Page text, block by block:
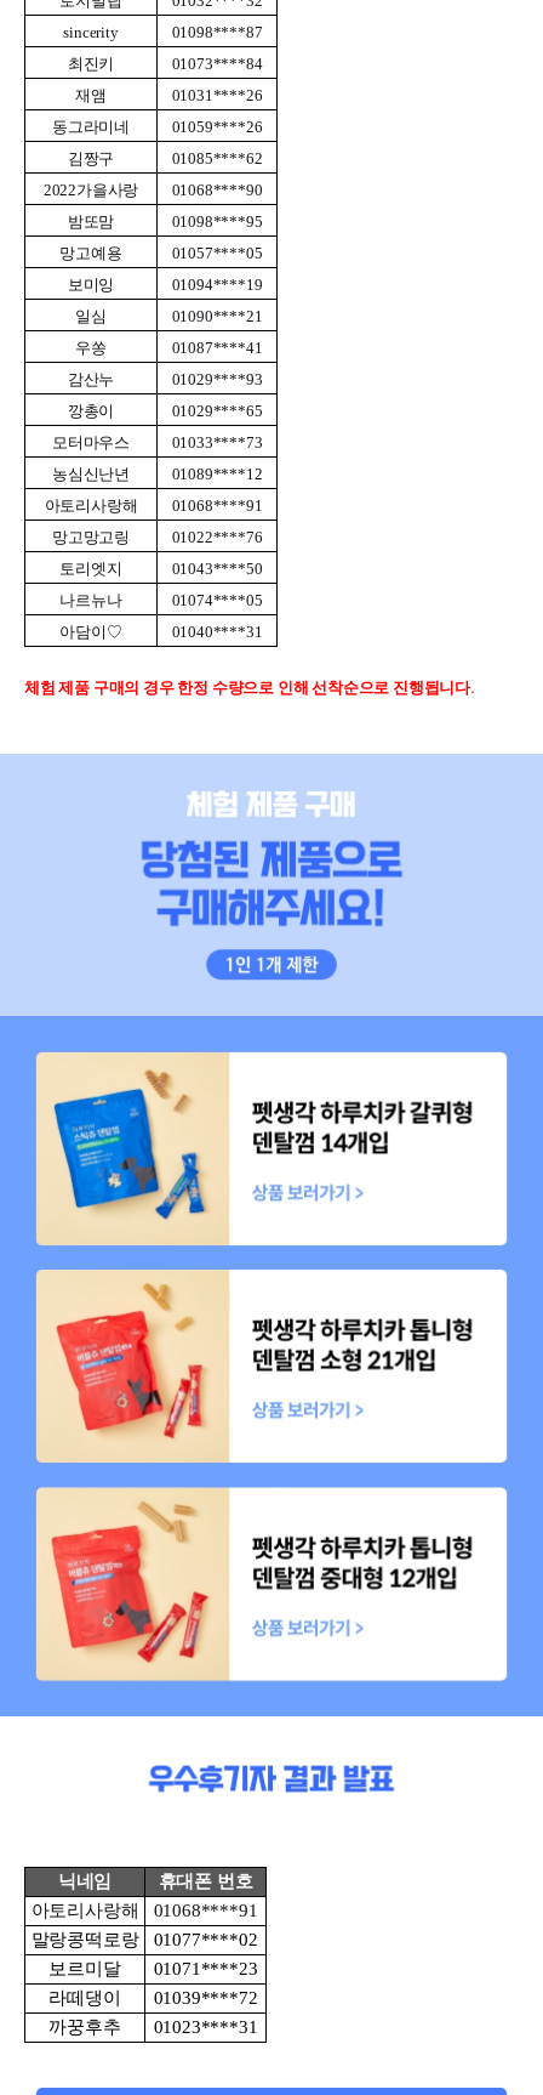
sincerity
01098****87
최진키
01073****84
재앰
01031****26
동그라미네
01059****26
김짱구
01085****62
2022가을사랑
01068****90
밤또맘
01098****95
망고예용
01057****05
보미잉
01094****19
일심
01090****21
우쏭
01087****41
감산누
01029****93
깡총이
01029****65
모터마우스
01033****73
농심신난년
01089****12
아토리사랑해
01068****91
망고망고링
01022****76
토리엣지
01043****50
나르뉴나
01074****05
아담이♡
01040****31
체험 제품 구매의 경우 한정 수량으로 인해 선착순으로 진행됩니다.
닉네임
휴대폰 번호
아토리사랑해
01068****91
말랑콩떡로랑
01077****02
보르미달
01071****23
라떼댕이
01039****72
까꿍후추
01023****31